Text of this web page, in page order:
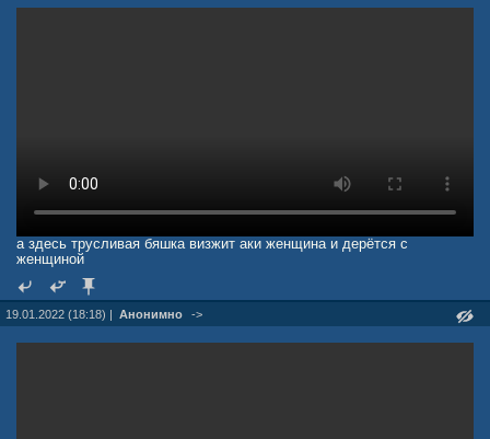
а здесь трусливая бяшка визжит аки женщина и дерётся с
женщиной
19.01.2022 (18:18) | Анонимно ->